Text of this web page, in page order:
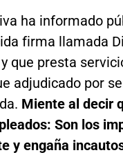
ha informado
firma llamada
que presta
adjudicado por
Miente al decir
Son los
y engaña